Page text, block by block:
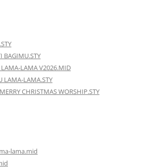
BAGIMU.STY
LAMA V2026.MID
LAMA-LAMA.STY
CHRISTMAS WORSHIP.STY
lama.mid